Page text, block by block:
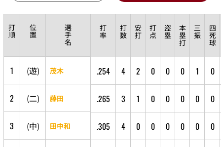
打
順
位
置
選
手
名
打
率
打
数
安
打
打
点
盗
塁
本
塁
打
三
振
四
死
球
1 (遊) 茂木 .254 4 2 0 0 0 1 0
2 (二) 藤田 .265 3 1 0 0 0 0 0
3 (中) 田中和 .305 4 0 0 0 0 0 0